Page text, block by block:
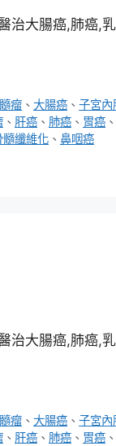
治大腸癌,肺癌,
瘤 、大腸癌 、子宮內
、 肝癌 、 肺癌 、 胃癌 、
髓纖維化 、 鼻咽癌
治大腸癌,肺癌,
瘤 、大腸癌 、子宮內
、 肝癌 、 肺癌 、 胃癌 、